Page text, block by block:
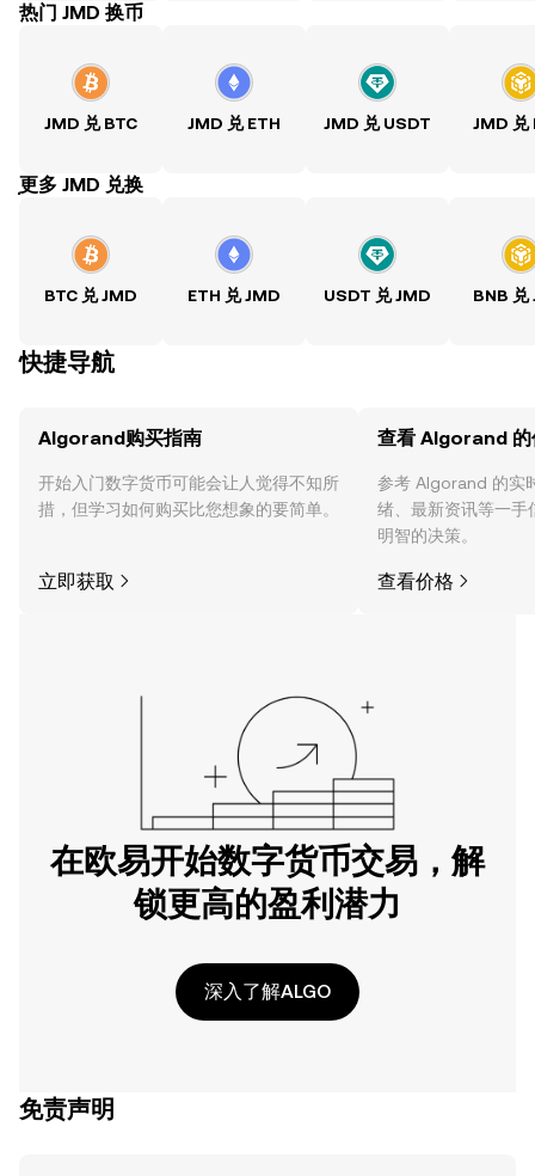
热门 JMD 换币
JMD 兑 BTC JMD 兑 ETH JMD 兑 USDT JMD 兑
ִִִִִִִִִִִִִִִִִִִִִִִִִִִִִִִִִִִִִִִִִִִִִִִִ更多 JMD 兑换
BTC 兑 JMD ETH 兑 JMD USDT 兑 JMD BNB 兑
快捷导航
Algorand购买指南
开始入门数字货币可能会让人觉得不知所
措，但学习如何购买比您想象的要简单。
立即获取
查看 Algorand 的
参考 Algorand 的实
绪、最新资讯等一手
明智的决策。
查看价格
在欧易开始数字货币交易，解
锁更高的盈利潜力
深入了解ALGO
免责声明